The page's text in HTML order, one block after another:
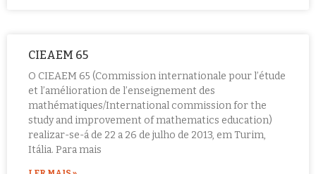
CIEAEM 65
O CIEAEM 65 (Commission internationale pour l’étude
et l’amélioration de l’enseignement des
mathématiques/International commission for the
study and improvement of mathematics education)
realizar-se-á de 22 a 26 de julho de 2013, em Turim,
Itália. Para mais